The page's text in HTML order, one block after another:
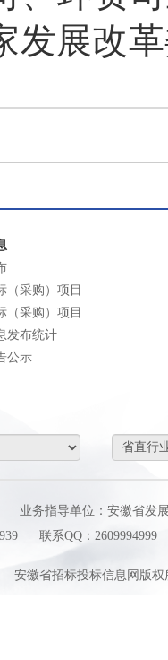
发展改
（采购）项目
（采购）项目
发布统计
公示
业务指导单位：安徽省发
联系QQ：2609994999
安徽省招标投标信息网版